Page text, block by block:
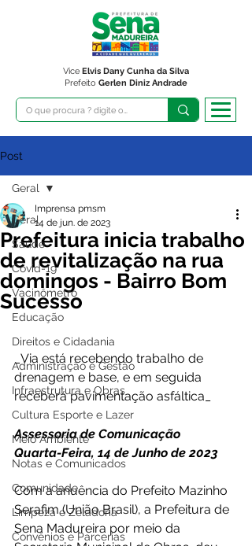
Prefeito Gerlen Diniz Andrade
Vice Elvis Dany Cunha da Silva
Post
Geral
Saúde
Covid-19
Vacinômetro
Educação
Direitos e Cidadania
Administração e Gestão
Infraestrutura e Obras
Cultura Esporte e Lazer
Meio Ambiente
Notas e Comunicados
Comunidade
Limpeza e Zeladoria
Convênios e Parcerias
Geral
Prefeitura inicia trabalho
de revitalização na rua
domingos - Bairro Bom
Sucesso
Imprensa pmsm
14 de jun. de 2023
_Via está recebendo trabalho de
drenagem e base, e em seguida
receberá pavimentação asfáltica_
Assessoria de Comunicação
Quarta-Feira, 14 de Junho de 2023
Com a anuência do Prefeito Mazinho
Serafim (União Brasil), a Prefeitura de
Sena Madureira por meio da